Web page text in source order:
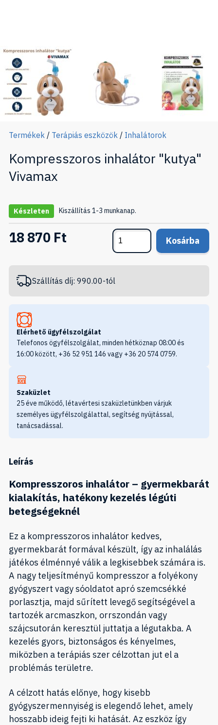
Termékek / Terápiás eszközök / Inhalátorok
Kompresszoros inhalátor "kutya"
Vivamax
Készleten Kiszállítás 1-3 munkanap.
18 870 Ft Kosárba
Szállítás díj: 990.00-tól
Elérhető ügyfélszolgálat
Telefonos ögyfélszolgálat, minden hétköznap 08:00 és
16:00 között, +36 52 951 146 vagy +36 20 574 0759.
Szaküzlet
25 éve működő, létavértesi szaküzletünkben várjuk
személyes ügyfélszolgálattal, segítség nyújtással,
tanácsadással.
Leírás
Kompresszoros inhalátor – gyermekbarát
kialakítás, hatékony kezelés légúti
betegségeknél
Ez a kompresszoros inhalátor kedves,
gyermekbarát formával készült, így az inhalálás
játékos élménnyé válik a legkisebbek számára is.
A nagy teljesítményű kompresszor a folyékony
gyógyszert vagy sóoldatot apró szemcsékké
porlasztja, majd sűrített levegő segítségével a
tartozék arcmaszkon, orrszondán vagy
szájcsutorán keresztül juttatja a légutakba. A
kezelés gyors, biztonságos és kényelmes,
miközben a terápiás szer célzottan jut el a
problémás területre.
A célzott hatás előnye, hogy kisebb
gyógyszermennyiség is elegendő lehet, amely
hosszabb ideig fejti ki hatását. Az eszköz így